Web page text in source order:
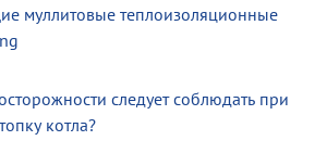
муллитовые теплоизоляционные
следует соблюдать при
котла?